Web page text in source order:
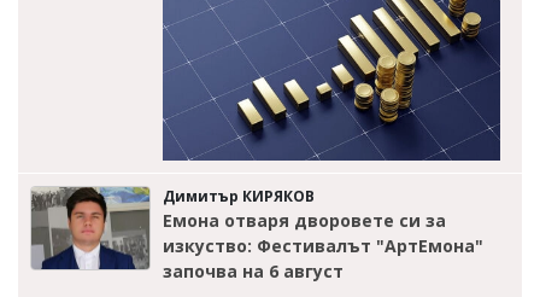
Димитър КИРЯКОВ
Емона отваря дворовете си за
изкуство: Фестивалът "АртЕмона"
започва на 6 август